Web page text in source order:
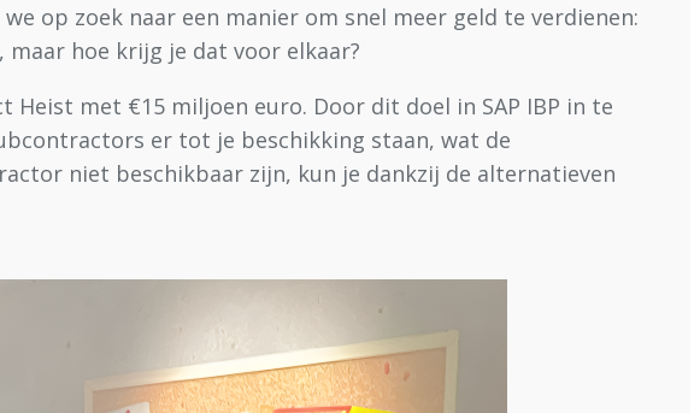
op zoek naar een manier om snel meer geld te verdienen:
hoe krijg je dat voor elkaar?
met €15 miljoen euro. Door dit doel in SAP IBP in te
er tot je beschikking staan, wat de
niet beschikbaar zijn, kun je dankzij de alternatieven